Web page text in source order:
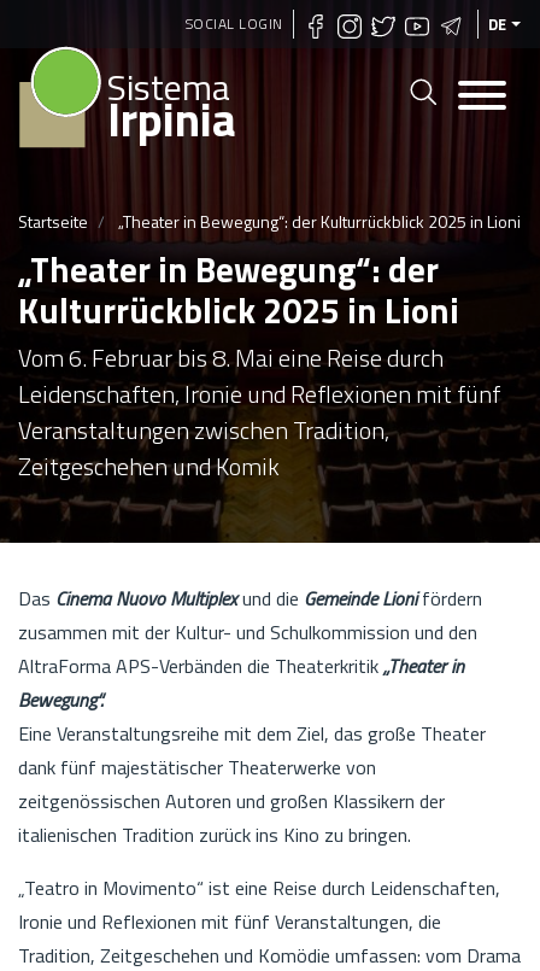
Direkt
zum
SOCIAL LOGIN DE
Sistema
Irpinia
Startseite „Theater in Bewegung“: der Kulturrückblick 2025 in Lioni
„Theater in Bewegung“: der
Kulturrückblick 2025 in Lioni
Vom 6. Februar bis 8. Mai eine Reise durch
Leidenschaften, Ironie und Reflexionen mit fünf
Veranstaltungen zwischen Tradition,
Zeitgeschehen und Komik
Das Cinema Nuovo Multiplexund die Gemeinde Lionifördern
zusammen mit der Kultur- und Schulkommission und den
AltraForma APS-Verbänden die Theaterkritik„Theater in
Bewegung“.
Eine Veranstaltungsreihe mit dem Ziel, das große Theater
dank fünf majestätischer Theaterwerke von
zeitgenössischen Autoren und großen Klassikern der
italienischen Tradition zurück ins Kino zu bringen.
„Teatro in Movimento“ ist eine Reise durch Leidenschaften,
Ironie und Reflexionen mit fünf Veranstaltungen, die
Tradition, Zeitgeschehen und Komödie umfassen: vom Drama